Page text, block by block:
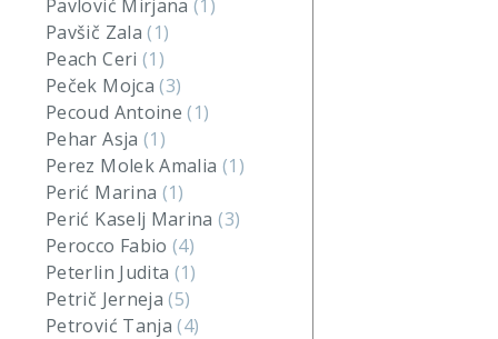
Pavlović Mirjana(1)
Pavšič Zala(1)
Peach Ceri (1)
Peček Mojca(3)
Pecoud Antoine(1)
Pehar Asja (1)
Perez Molek Amalia (1)
Perić Marina (1)
Perić Kaselj Marina(3)
Perocco Fabio(4)
Peterlin Judita (1)
Petrič Jerneja(5)
Petrović Tanja(4)